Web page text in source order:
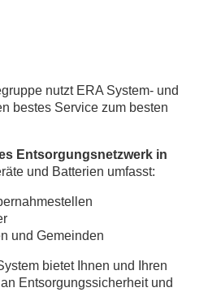
nutzt ERA System- und
bestes Service zum besten
Entsorgungsnetzwerk in
und Batterien umfasst:
und Gemeinden
bietet Ihnen und Ihren
Entsorgungssicherheit und